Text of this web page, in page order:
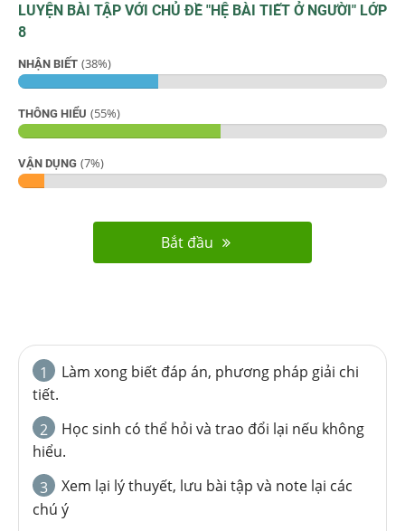
LUYỆN BÀI TẬP VỚI CHỦ ĐỀ "HỆ BÀI TIẾT Ở NGƯỜI" LỚP
8
NHẬN BIẾT (38%)
THÔNG HIỂU (55%)
VẬN DỤNG (7%)
Bắt đầu
1
Làm xong biết đáp án, phương pháp giải chi
tiết.
2
Học sinh có thể hỏi và trao đổi lại nếu không
hiểu.
3
Xem lại lý thuyết, lưu bài tập và note lại các
chú ý